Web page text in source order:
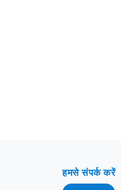
हमसे संपर्क करें